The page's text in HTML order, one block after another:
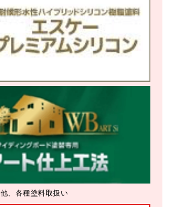
他、各種塗料取扱い